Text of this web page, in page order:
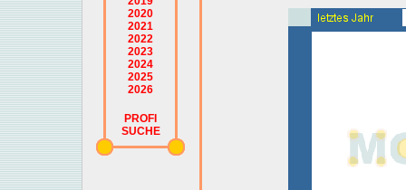
2020
2021
2022
2023
2024
2025
2026
PROFI
SUCHE